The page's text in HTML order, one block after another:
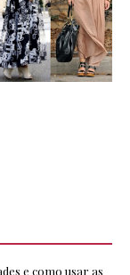
e como usar as